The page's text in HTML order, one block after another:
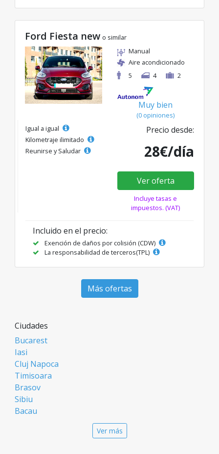
Ford Fiesta new o similar
Manual
Aire acondicionado
5
4 2
Muy bien
(0 opiniones)
Igual a igual
Kilometraje ilimitado
Reunirse y Saludar
Precio desde:
28€/día
Ver oferta
Incluye tasas e
impuestos. (VAT)
Incluido en el precio:
Exención de daños por colisión (CDW)
La responsabilidad de terceros(TPL)
Más ofertas
Ciudades
Bucarest
Iasi
Cluj Napoca
Timisoara
Brasov
Sibiu
Bacau
Ver más